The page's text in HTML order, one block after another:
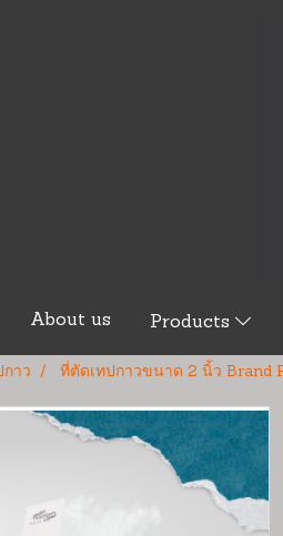
About us Products
กาว ที่ตัดเทปกาวขนาด 2 นิ้ว Brand